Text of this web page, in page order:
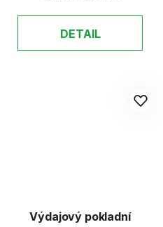
DETAIL
Výdajový pokladní